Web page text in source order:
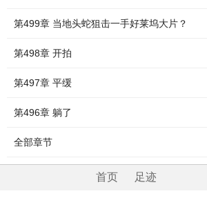
第499章 当地头蛇狙击一手好莱坞大片？
第498章 开拍
第497章 平缓
第496章 躺了
全部章节
首页 足迹